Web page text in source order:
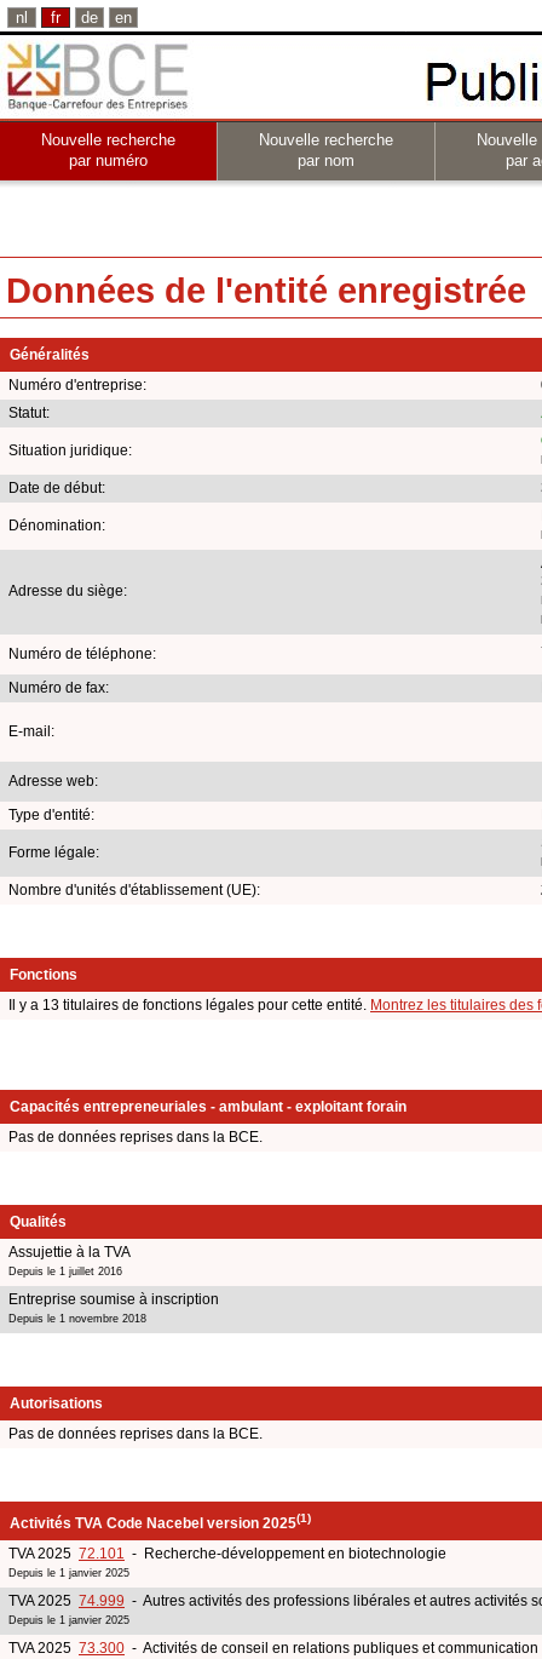
nl fr de en
Nouvelle recherche
par numéro
Nouvelle recherche
par nom
par
Données de l'entité enregistrée
Généralités
Numéro d'entreprise:
Statut:
Situation juridique:
Date de début:
Dénomination:
Adresse du siège:
Numéro de téléphone:
Numéro de fax:
E-mail:
Adresse web:
Type d'entité:
Forme légale:
Nombre d'unités d'établissement (UE):
Fonctions
Il y a 13 titulaires de fonctions légales pour cette entité. Montrez les titulaires des
Capacités entrepreneuriales - ambulant - exploitant forain
Pas de données reprises dans la BCE.
Qualités
Assujettie à la TVA
Depuis le 1 juillet 2016
Entreprise soumise à inscription
Depuis le 1 novembre 2018
Autorisations
Pas de données reprises dans la BCE.
Activités TVA Code Nacebel version 2025(1)
TVA 2025 72.101 - Recherche-développement en biotechnologie
Depuis le 1 janvier 2025
TVA 2025 74.999 - Autres activités des professions libérales et autres activités
Depuis le 1 janvier 2025
TVA 2025 73.300 - Activités de conseil en relations publiques et communication